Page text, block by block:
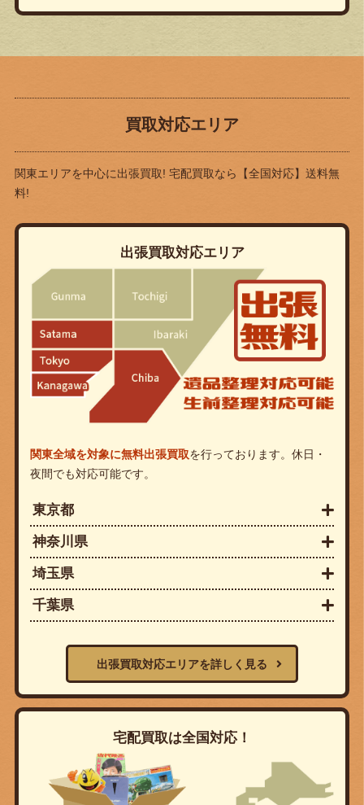
買取対応エリア
関東エリアを中心に出張買取! 宅配買取なら
【全国対応】送料無
料!
出張買取対応エリア
関東全域を対象に無料出張買取を行っております。休日・
夜間でも対応可能です。
東京都
神奈川県
埼玉県
千葉県
出張買取対応エリアを詳しく見る
宅配買取は全国対応！